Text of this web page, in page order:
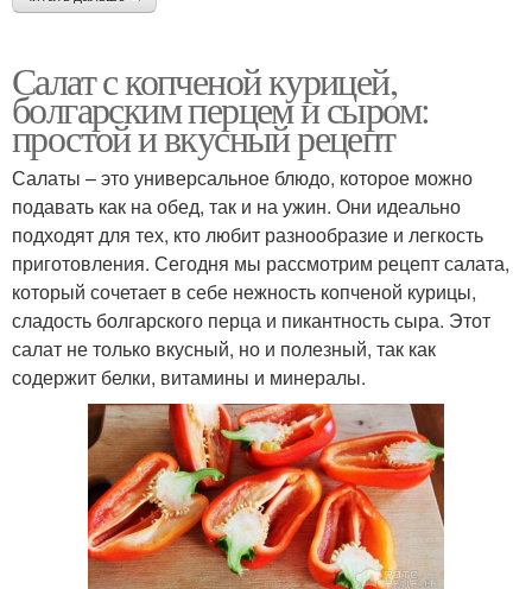
Салат с копченой курицей,
болгарским перцем и сыром:
простой и вкусный рецепт
Салаты – это универсальное блюдо, которое можно
подавать как на обед, так и на ужин. Они идеально
подходят для тех, кто любит разнообразие и легкость
приготовления. Сегодня мы рассмотрим рецепт салата,
который сочетает в себе нежность копченой курицы,
сладость болгарского перца и пикантность сыра. Этот
салат не только вкусный, но и полезный, так как
содержит белки, витамины и минералы.